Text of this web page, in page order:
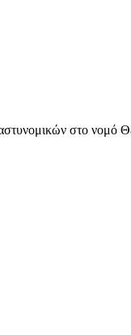
στο νομό